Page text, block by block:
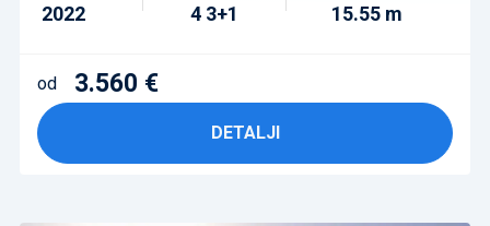
2022 4 3+1 15.55 m
od 3.560 €
DETALJI